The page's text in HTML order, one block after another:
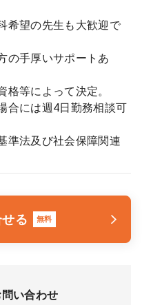
希望の先生も大歓迎で
の手厚いサポートあ
等によって決定。
合には週4日勤務相談可
準法及び社会保障関連
る 無料
い合わせ